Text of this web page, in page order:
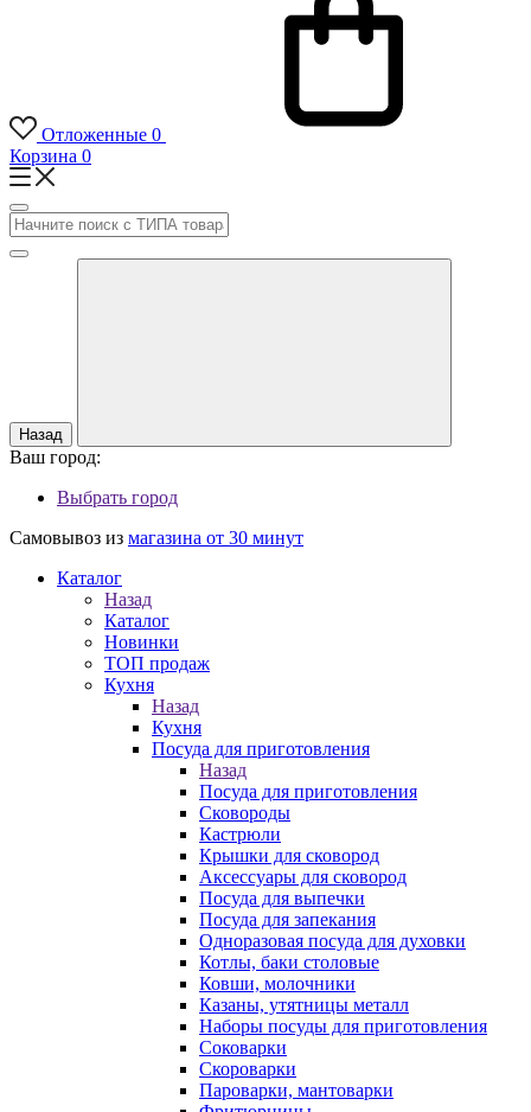
Отложенные 0
Корзина 0
Назад
Ваш город:
Выбрать город
Самовывоз из магазина от 30 минут
Каталог
Назад
Каталог
Новинки
ТОП продаж
Кухня
Назад
Кухня
Посуда для приготовления
Назад
Посуда для приготовления
Сковороды
Кастрюли
Крышки для сковород
Аксессуары для сковород
Посуда для выпечки
Посуда для запекания
Одноразовая посуда для духовки
Котлы, баки столовые
Ковши, молочники
Казаны, утятницы металл
Наборы посуды для приготовления
Соковарки
Скороварки
Пароварки, мантоварки